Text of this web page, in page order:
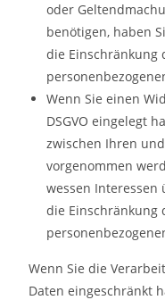
oder
benötigen, haben
die Einschränkung
Wenn Sie einen
DSGVO eingelegt
zwischen Ihren
vorgenommen
wessen Interessen
die Einschränkung
Wenn Sie die
Daten eingeschränkt